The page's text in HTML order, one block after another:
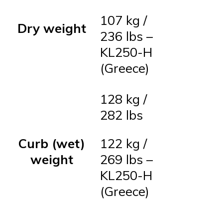
Dry weight
107 kg /
236 lbs –
KL250-H
(Greece)
Curb (wet)
weight
128 kg /
282 lbs
122 kg /
269 lbs –
KL250-H
(Greece)